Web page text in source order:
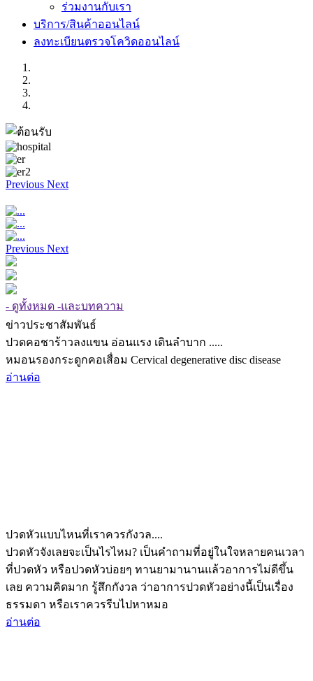
ร่วมงานกับเรา
บริการ/สินค้าออนไลน์
ลงทะเบียนตรวจโควิดออนไลน์
Previous Next
Previous Next
- ดูทั้งหมด -และบทความ
ข่าวประชาสัมพันธ์
ปวดคอชาร้าวลงแขน อ่อนแรง เดินลำบาก .....
หมอนรองกระดูกคอเสื่อม Cervical degenerative disc disease
อ่านต่อ
ปวดหัวแบบไหนที่เราควรกังวล....
ปวดหัวจังเลยจะเป็นไรไหม? เป็นคำถามที่อยู่ในใจหลายคนเวลา
ที่ปวดหัว หรือปวดหัวบ่อยๆ ทานยามานานแล้วอาการไม่ดีขึ้น
เลย ความคิดมาก รู้สึกกังวล ว่าอาการปวดหัวอย่างนี้เป็นเรื่อง
ธรรมดา หรือเราควรรีบไปหาหมอ
อ่านต่อ